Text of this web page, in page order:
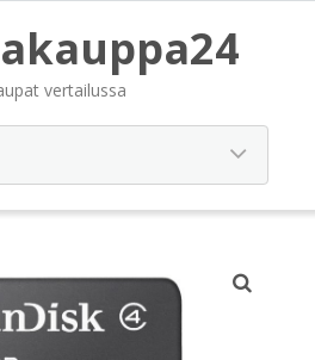
vertailussa